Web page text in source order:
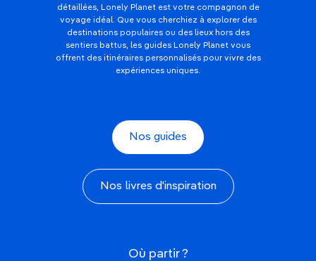
détaillées, Lonely Planet est votre compagnon de
voyage idéal. Que vous cherchiez à explorer des
destinations populaires ou des lieux hors des
sentiers battus, les guides Lonely Planet vous
offrent des itinéraires personnalisés pour vivre des
expériences uniques.
Nos guides
Nos livres d'inspiration
Où partir ?